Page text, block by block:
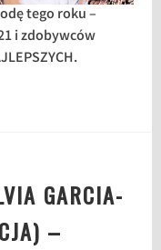
tego roku –
i zdobywców
GARCIA-
–